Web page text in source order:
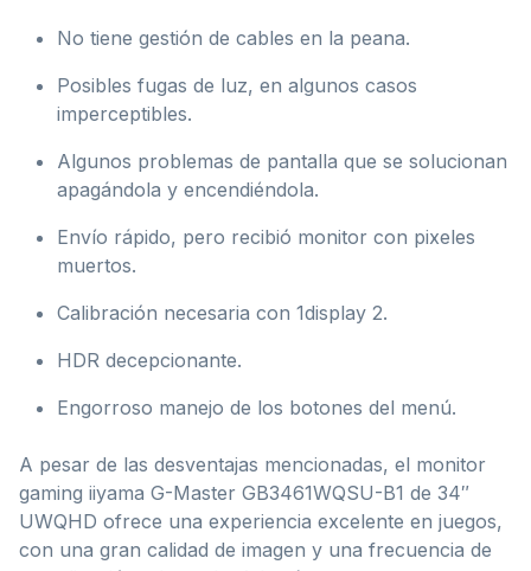
No tiene gestión de cables en la peana.
Posibles fugas de luz, en algunos casos
imperceptibles.
Algunos problemas de pantalla que se solucionan
apagándola y encendiéndola.
Envío rápido, pero recibió monitor con pixeles
muertos.
Calibración necesaria con 1display 2.
HDR decepcionante.
Engorroso manejo de los botones del menú.
A pesar de las desventajas mencionadas, el monitor
gaming iiyama G-Master GB3461WQSU-B1 de 34″
UWQHD ofrece una experiencia excelente en juegos,
con una gran calidad de imagen y una frecuencia de